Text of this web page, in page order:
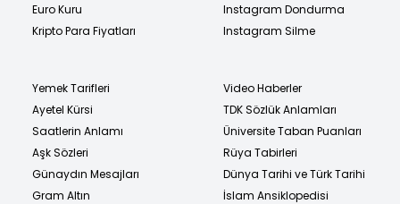
Euro Kuru
Kripto Para Fiyatları
Instagram Dondurma
Instagram Silme
Yemek Tarifleri
Ayetel Kürsi
Saatlerin Anlamı
Aşk Sözleri
Günaydın Mesajları
Gram Altın
Video Haberler
TDK Sözlük Anlamları
Üniversite Taban Puanları
Rüya Tabirleri
Dünya Tarihi ve Türk Tarihi
İslam Ansiklopedisi